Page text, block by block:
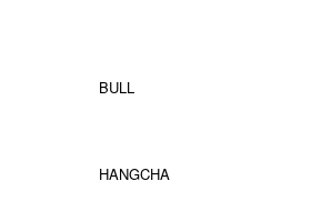
BULL
HANGCHA